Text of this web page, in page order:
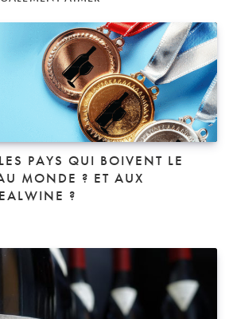
PAYS QUI BOIVENT LE
MONDE ? ET AUX
?